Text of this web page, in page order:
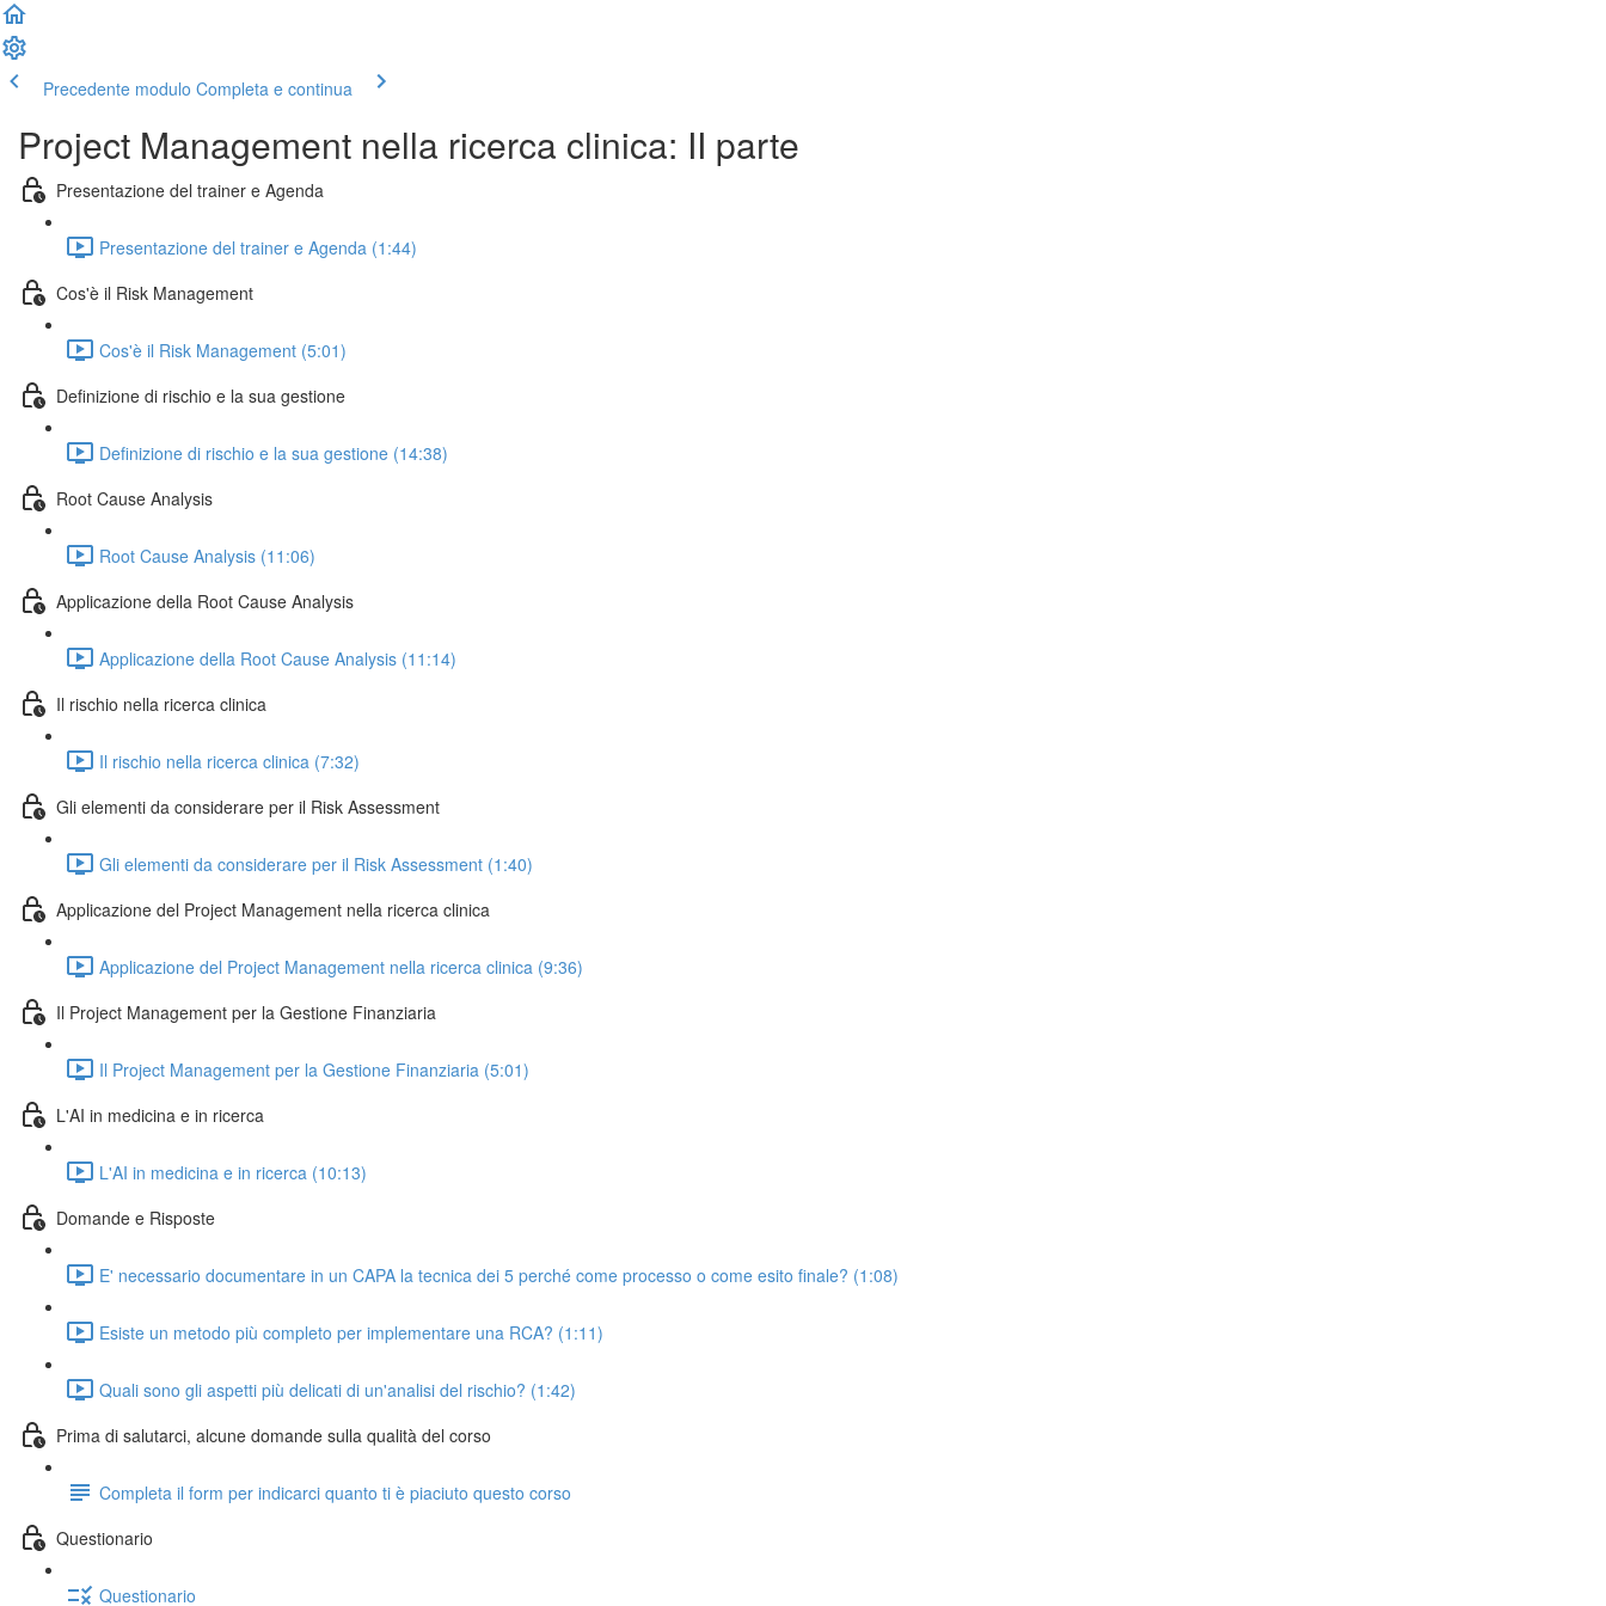
Precedente modulo Completa e continua
Project Management nella ricerca clinica: II parte
Presentazione del trainer e Agenda
Presentazione del trainer e Agenda (1:44)
Cos'è il Risk Management
Cos'è il Risk Management (5:01)
Definizione di rischio e la sua gestione
Definizione di rischio e la sua gestione (14:38)
Root Cause Analysis
Root Cause Analysis (11:06)
Applicazione della Root Cause Analysis
Applicazione della Root Cause Analysis (11:14)
Il rischio nella ricerca clinica
Il rischio nella ricerca clinica (7:32)
Gli elementi da considerare per il Risk Assessment
Gli elementi da considerare per il Risk Assessment (1:40)
Applicazione del Project Management nella ricerca clinica
Applicazione del Project Management nella ricerca clinica (9:36)
Il Project Management per la Gestione Finanziaria
Il Project Management per la Gestione Finanziaria (5:01)
L'AI in medicina e in ricerca
L'AI in medicina e in ricerca (10:13)
Domande e Risposte
E' necessario documentare in un CAPA la tecnica dei 5 perché come processo o come esito finale? (1:08)
Esiste un metodo più completo per implementare una RCA? (1:11)
Quali sono gli aspetti più delicati di un'analisi del rischio? (1:42)
Prima di salutarci, alcune domande sulla qualità del corso
Completa il form per indicarci quanto ti è piaciuto questo corso
Questionario
Questionario